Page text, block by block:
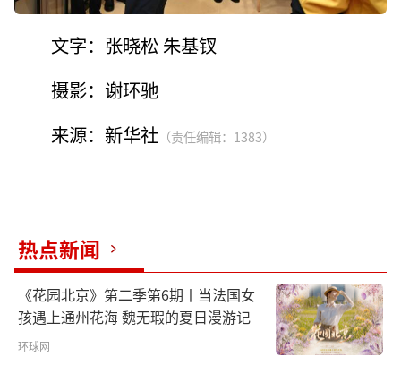
文字：张晓松 朱基钗
摄影：谢环驰
来源：新华社 （责任编辑：1383）
热点新闻
《花园北京》第二季第6期丨当法国女
孩遇上通州花海 魏无瑕的夏日漫游记
环球网